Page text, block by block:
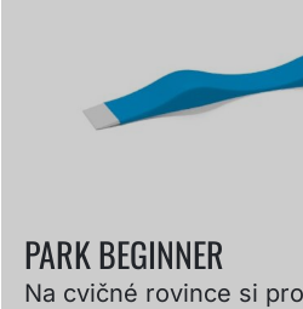
PARK BEGINNER
Na cvičné rovince si